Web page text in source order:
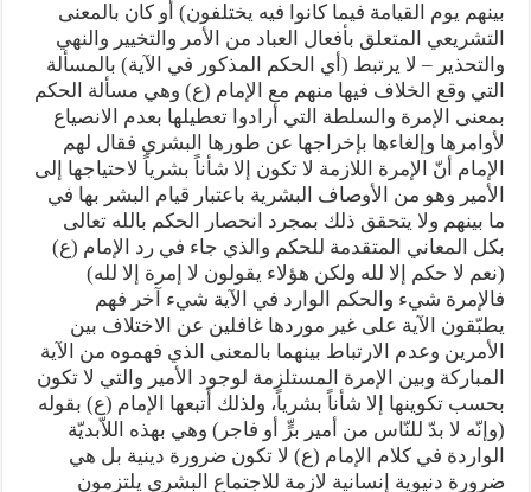
بينهم يوم القيامة فيما كانوا فيه يختلفون) أو كان بالمعنى
التشريعي المتعلق بأفعال العباد من الأمر والتخيير والنهي
والتحذير – لا يرتبط (أي الحكم المذكور في الآية) بالمسألة
التي وقع الخلاف فيها منهم مع الإمام (ع) وهي مسألة الحكم
بمعنى الإمرة والسلطة التي أرادوا تعطيلها بعدم الانصياع
لأوامرها وإلغاءها بإخراجها عن طورها البشري فقال لهم
الإمام أنّ الإمرة اللازمة لا تكون إلا شأناً بشرياً لاحتياجها إلى
الأمير وهو من الأوصاف البشرية باعتبار قيام البشر بها في
ما بينهم ولا يتحقق ذلك بمجرد انحصار الحكم بالله تعالى
بكل المعاني المتقدمة للحكم والذي جاء في رد الإمام (ع)
(نعم لا حكم إلا لله ولكن هؤلاء يقولون لا إمرة إلا لله)
فالإمرة شيء والحكم الوارد في الآية شيء آخر فهم
يطبّقون الآية على غير موردها غافلين عن الاختلاف بين
الأمرين وعدم الارتباط بينهما بالمعنى الذي فهموه من الآية
المباركة وبين الإمرة المستلزمة لوجود الأمير والتي لا تكون
بحسب تكوينها إلا شأناً بشرياً، ولذلك أَتبعها الإمام (ع) بقوله
(وإنّه لا بدّ للنّاس من أمير برٍّ أو فاجر) وهي بهذه اللاّبديّة
الواردة في كلام الإمام (ع) لا تكون ضرورة دينية بل هي
ضرورة دنيوية إنسانية لازمة للاجتماع البشري يلتزمون